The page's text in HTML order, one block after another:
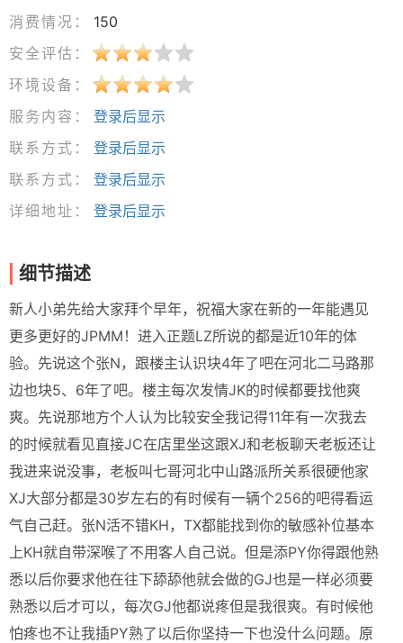
消费情况：
150
安全评估：
环境设备：
服务内容：
登录后显示
联系方式：
登录后显示
联系方式：
登录后显示
详细地址：
登录后显示
细节描述
新人小弟先给大家拜个早年，祝福大家在新的一年能遇见
更多更好的JPMM！进入正题LZ所说的都是近10年的体
验。先说这个张N，跟楼主认识块4年了吧在河北二马路那
边也块5、6年了吧。楼主每次发情JK的时候都要找他爽
爽。先说那地方个人认为比较安全我记得11年有一次我去
的时候就看见直接JC在店里坐这跟XJ和老板聊天老板还让
我进来说没事，老板叫七哥河北中山路派所关系很硬他家
XJ大部分都是30岁左右的有时候有一辆个256的吧得看运
气自己赶。张N活不错KH，TX都能找到你的敏感补位基本
上KH就自带深喉了不用客人自己说。但是添PY你得跟他熟
悉以后你要求他在往下舔舔他就会做的GJ也是一样必须要
熟悉以后才可以，每次GJ他都说疼但是我很爽。有时候他
怕疼也不让我插PY熟了以后你坚持一下也没什么问题。原